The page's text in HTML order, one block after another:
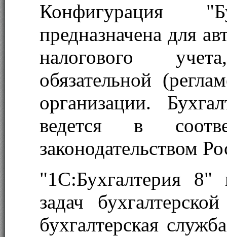
Конфигурация
предназначена для
налогового
обязательной
организации.
ведется в
законодательством
"1С:Бухгалтерия 8"
задач
бухгалтерская